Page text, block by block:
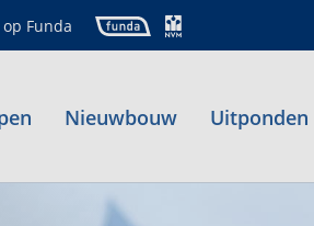
op Funda
Nieuwbouw Uitponden